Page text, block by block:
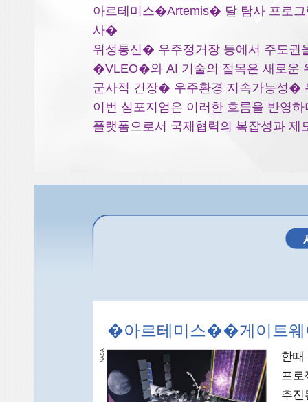
아르테미스�Artemis� 달 탐사 프로
사�
위성통신� 우주정거장 등에서 주도
�VLEO�와 AI 기술의 접목은 새로운
군사적 긴장� 우주환경 지속가능성�
이번 심포지엄은 이러한 흐름을 반
플랫폼으로서 국제협력의 복잡성과
�아르테미스��게이트
한
프
추
N
A
SA